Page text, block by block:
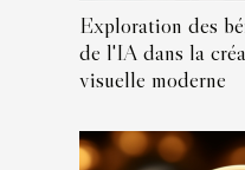
Exploration des
de l'IA dans la
visuelle moderne